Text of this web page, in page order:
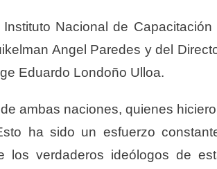
Nacional de Capacitación
Angel Paredes y del
Eduardo Londoño Ulloa.
ambas naciones, quienes
ha sido un esfuerzo
los verdaderos ideólogos de